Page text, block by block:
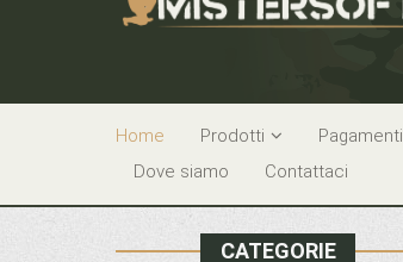
Home Prodotti Pagamenti
Dove siamo
Contattaci
CATEGORIE